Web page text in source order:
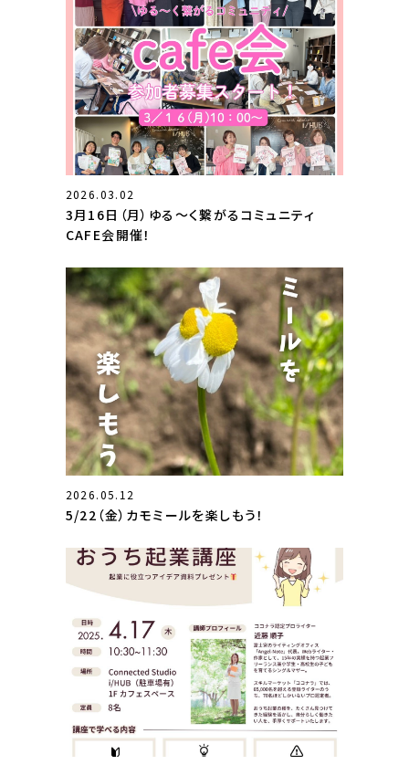
2026.03.02
3月16日（月）ゆる～く繋がるコミュニティ
CAFE会開催！
2026.05.12
5/22（金）カモミールを楽しもう！